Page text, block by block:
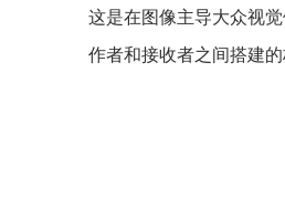
这是在图像主导大众视
作者和接收者之间搭建的